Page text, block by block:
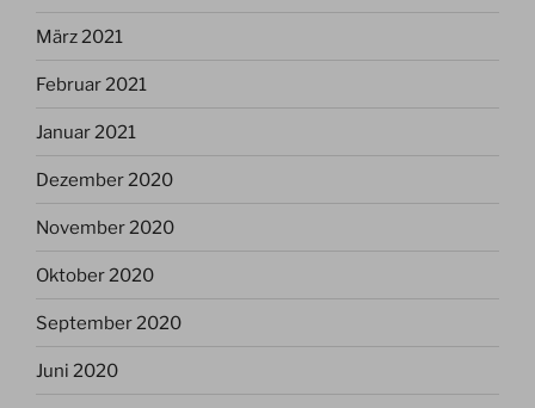
März 2021
Februar 2021
Januar 2021
Dezember 2020
November 2020
Oktober 2020
September 2020
Juni 2020